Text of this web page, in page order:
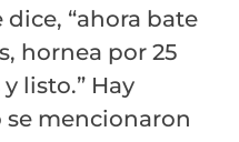
“ahora bate
hornea por 25
listo.” Hay
se mencionaron